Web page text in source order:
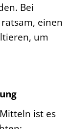
Bei
einen
um
ist es